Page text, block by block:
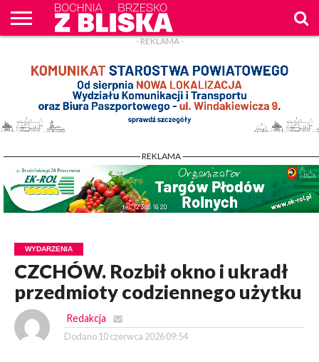
WPROST
REKLAM
- REKLAMA -
- REKLAMA -
WYDARZENIA
CZCHÓW. Rozbił okno i ukradł
przedmioty codziennego użytku
Redakcja
Dodano 10 czerwca 2026 09:54